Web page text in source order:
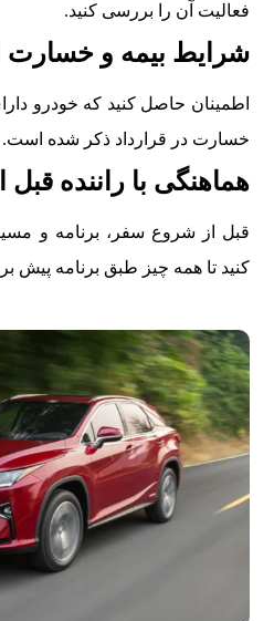
فعالیت آن را بررسی کنید.
شرایط بیمه و خسارت
اطمینان حاصل کنید که خودرو
خسارت در قرارداد ذکر شده است.
هماهنگی با راننده
قبل از شروع سفر، برنامه و
کنید تا همه چیز طبق برنامه پیش